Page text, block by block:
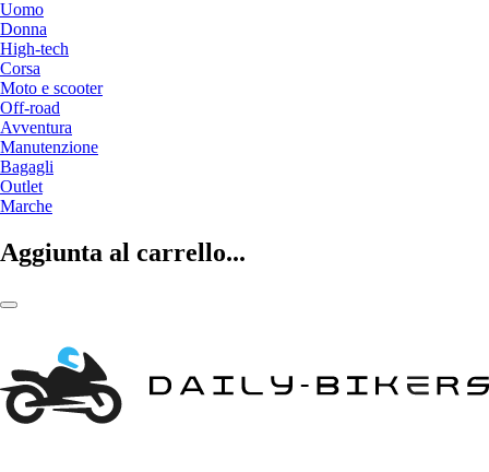
Uomo
Donna
High-tech
Corsa
Moto e scooter
Off-road
Avventura
Manutenzione
Bagagli
Outlet
Marche
Aggiunta al carrello...